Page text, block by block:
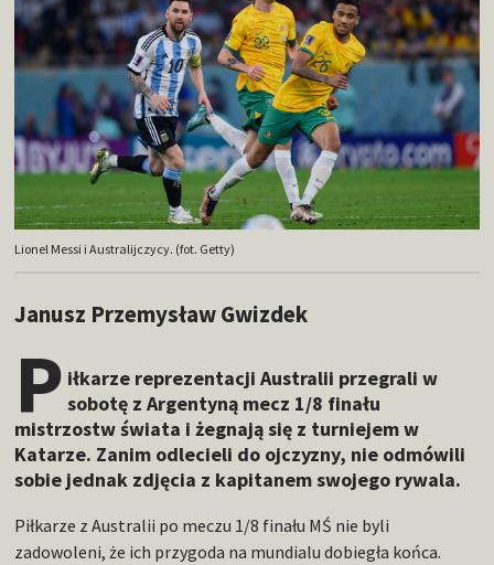
Lionel Messi i Australijczycy. (fot. Getty)
Janusz Przemysław Gwizdek
P iłkarze reprezentacji Australii przegrali w
sobotę z Argentyną mecz 1/8 finału
mistrzostw świata i żegnają się z turniejem w
Katarze. Zanim odlecieli do ojczyzny, nie odmówili
sobie jednak zdjęcia z kapitanem swojego rywala.
Piłkarze z Australii po meczu 1/8 finału MŚ nie byli
zadowoleni, że ich przygoda na mundialu dobiegła końca.